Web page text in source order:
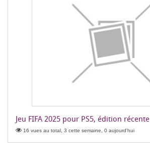
Jeu FIFA 2025 pour PS5, édition récente
16 vues au total, 3 cette semaine, 0 aujourd'hui